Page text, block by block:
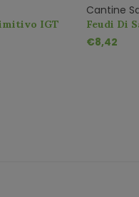
IGT
Cantine
Feudi Di
Primitivo
€8,42